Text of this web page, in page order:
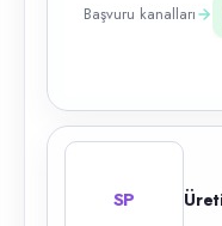
Başvuru kanalları
SP